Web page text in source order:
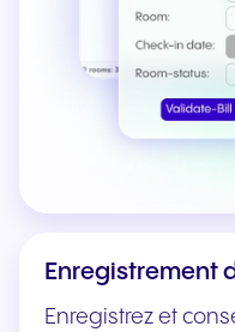
Enregistrement
Enregistrez et